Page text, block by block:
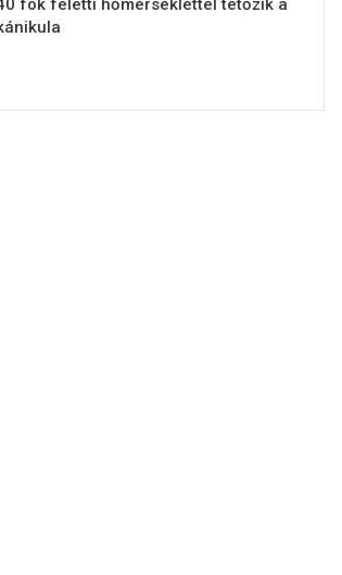
fok feletti hőmérséklettel tetőzik a